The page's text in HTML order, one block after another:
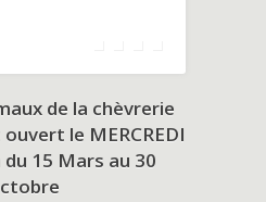
de la chèvrerie
le MERCREDI
du 15 Mars au 30